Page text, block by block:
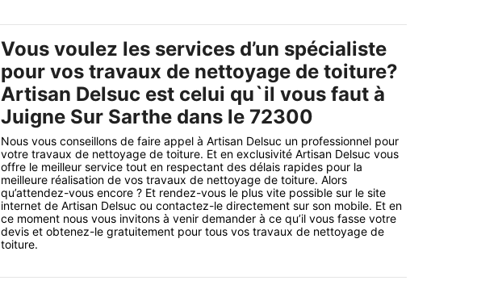
Vous voulez les services d’un spécialiste
pour vos travaux de nettoyage de toiture?
Artisan Delsuc est celui qu`il vous faut à
Juigne Sur Sarthe dans le 72300
Nous vous conseillons de faire appel à Artisan Delsuc un professionnel pour
votre travaux de nettoyage de toiture. Et en exclusivité Artisan Delsuc vous
offre le meilleur service tout en respectant des délais rapides pour la
meilleure réalisation de vos travaux de nettoyage de toiture. Alors
qu’attendez-vous encore ? Et rendez-vous le plus vite possible sur le site
internet de Artisan Delsuc ou contactez-le directement sur son mobile. Et en
ce moment nous vous invitons à venir demander à ce qu’il vous fasse votre
devis et obtenez-le gratuitement pour tous vos travaux de nettoyage de
toiture.